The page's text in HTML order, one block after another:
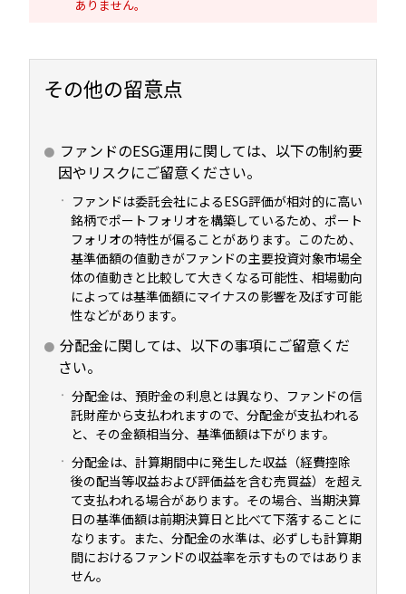
ありません。
その他の留意点
ファンドのESG運用に関しては、以下の制約要
因やリスクにご留意ください。
ファンドは委託会社によるESG評価が相対的に高い
銘柄でポートフォリオを構築しているため、ポート
フォリオの特性が偏ることがあります。このため、
基準価額の値動きがファンドの主要投資対象市場全
体の値動きと比較して大きくなる可能性、相場動向
によっては基準価額にマイナスの影響を及ぼす可能
性などがあります。
分配金に関しては、以下の事項にご留意くだ
さい。
分配金は、預貯金の利息とは異なり、ファンドの信
託財産から支払われますので、分配金が支払われる
と、その金額相当分、基準価額は下がります。
分配金は、計算期間中に発生した収益（経費控除
後の配当等収益および評価益を含む売買益）を超え
て支払われる場合があります。その場合、当期決算
日の基準価額は前期決算日と比べて下落することに
なります。また、分配金の水準は、必ずしも計算期
間におけるファンドの収益率を示すものではありま
せん。